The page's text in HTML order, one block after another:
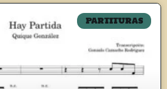
PARTITURAS